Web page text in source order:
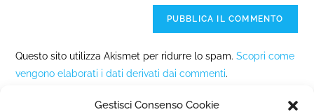
Gestisci Consenso Cookie
Questo sito utilizza Akismet per ridurre lo spam.Scopri come
vengono elaborati i dati derivati dai commenti.